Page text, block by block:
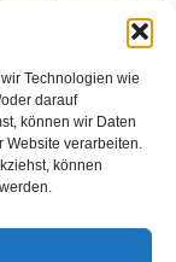
Technologien wie
darauf
können wir Daten
Website verarbeiten.
können
donduruldu